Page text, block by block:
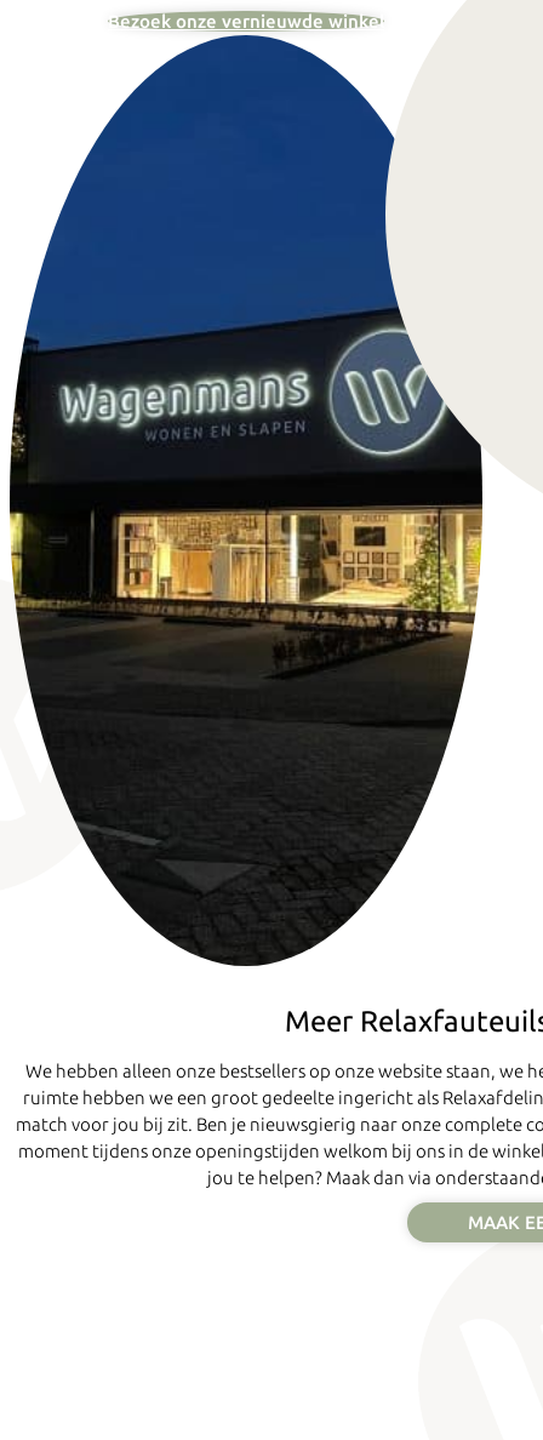
Bezoek onze vernieuwde winkel
Meer
We hebben alleen onze bestsellers op onze website staan, we
ruimte hebben we een groot gedeelte ingericht als
match voor jou bij zit. Ben je nieuwsgierig naar onze complete
moment tijdens onze openingstijden welkom bij ons in de
jou te helpen? Maak dan via
MAAK